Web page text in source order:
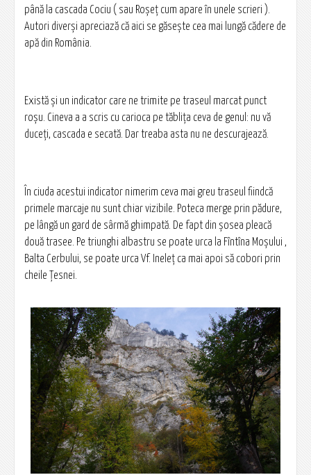
până la cascada Cociu ( sau Roșeț cum apare în unele scrieri ).
Autori diverşi apreciază că aici se găseşte cea mai lungă cădere de
apă din România.
Există şi un indicator care ne trimite pe traseul marcat punct
roşu. Cineva a a scris cu carioca pe tăbliţa ceva de genul: nu vă
duceţi, cascada e secată. Dar treaba asta nu ne descurajează.
În ciuda acestui indicator nimerim ceva mai greu traseul fiindcă
primele marcaje nu sunt chiar vizibile. Poteca merge prin pădure,
pe lângă un gard de sârmă ghimpată. De fapt din şosea pleacă
două trasee. Pe triunghi albastru se poate urca la Fîntîna Moșului ,
Balta Cerbului, se poate urca Vf. Ineleț ca mai apoi să cobori prin
cheile Țesnei.